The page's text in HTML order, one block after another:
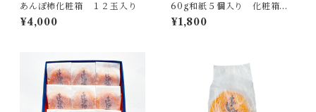
あんぽ柿化粧箱 １２玉入り
¥4,000
60g和紙５個入り 化粧箱
（ピンク）
¥1,800